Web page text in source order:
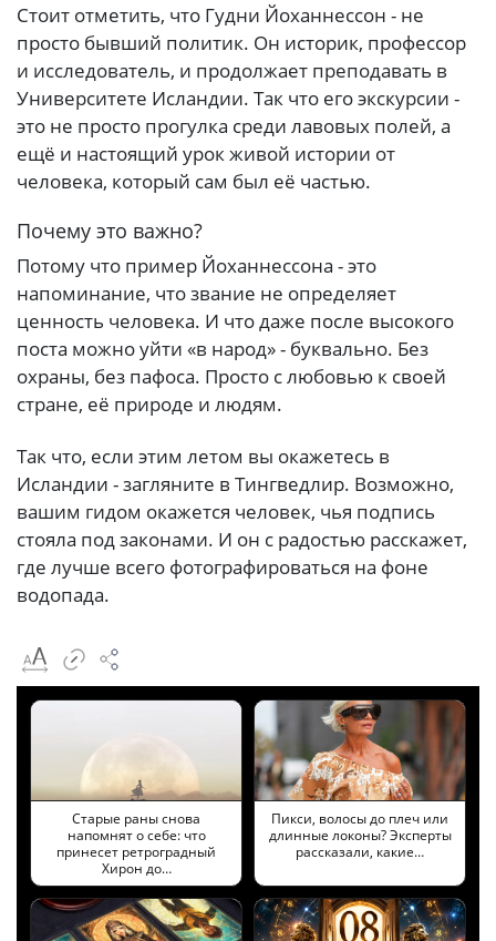
Стоит отметить, что Гудни Йоханнессон - не
просто бывший политик. Он историк, профессор
и исследователь, и продолжает преподавать в
Университете Исландии. Так что его экскурсии -
это не просто прогулка среди лавовых полей, а
ещё и настоящий урок живой истории от
человека, который сам был её частью.
Почему это важно?
Потому что пример Йоханнессона - это
напоминание, что звание не определяет
ценность человека. И что даже после высокого
поста можно уйти «в народ» - буквально. Без
охраны, без пафоса. Просто с любовью к своей
стране, её природе и людям.
Так что, если этим летом вы окажетесь в
Исландии - загляните в Тингведлир. Возможно,
вашим гидом окажется человек, чья подпись
стояла под законами. И он с радостью расскажет,
где лучше всего фотографироваться на фоне
водопада.
Старые раны снова
напомнят о себе: что
принесет ретроградный
Хирон до…
Пикси, волосы до плеч или
длинные локоны? Эксперты
рассказали, какие…